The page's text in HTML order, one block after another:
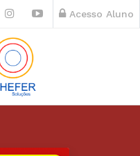
Acesso Aluno